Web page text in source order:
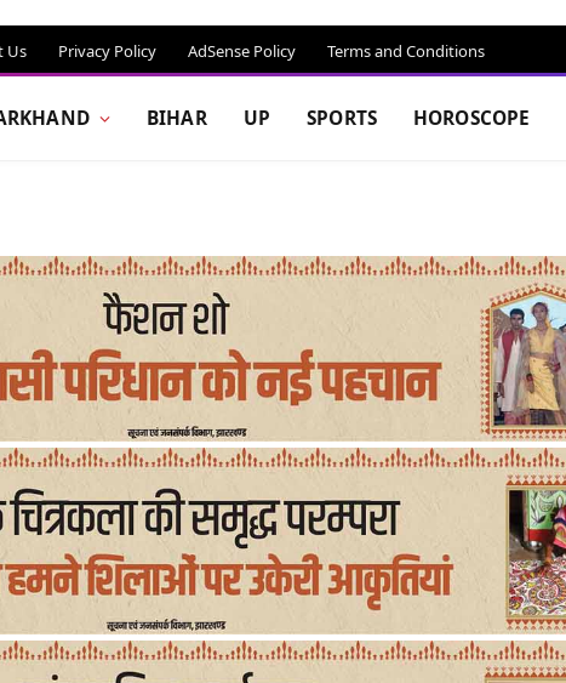
Us Privacy Policy AdSense Policy Terms and Conditions
BIHAR UP SPORTS HOROSCOPE